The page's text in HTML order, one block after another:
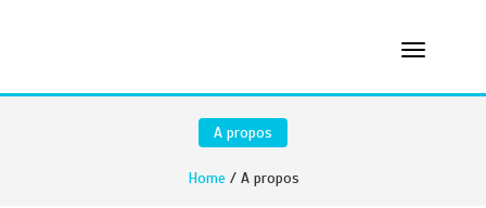
A propos
Home / A propos